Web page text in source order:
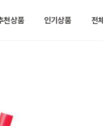
천상품 인기상품 전